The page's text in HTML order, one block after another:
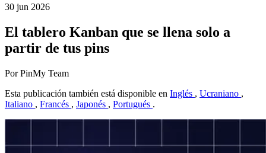
30 jun 2026
El tablero Kanban que se llena solo a
partir de tus pins
Por PinMy Team
Esta publicación también está disponible en Inglés , Ucraniano ,
Italiano , Francés , Japonés , Portugués .